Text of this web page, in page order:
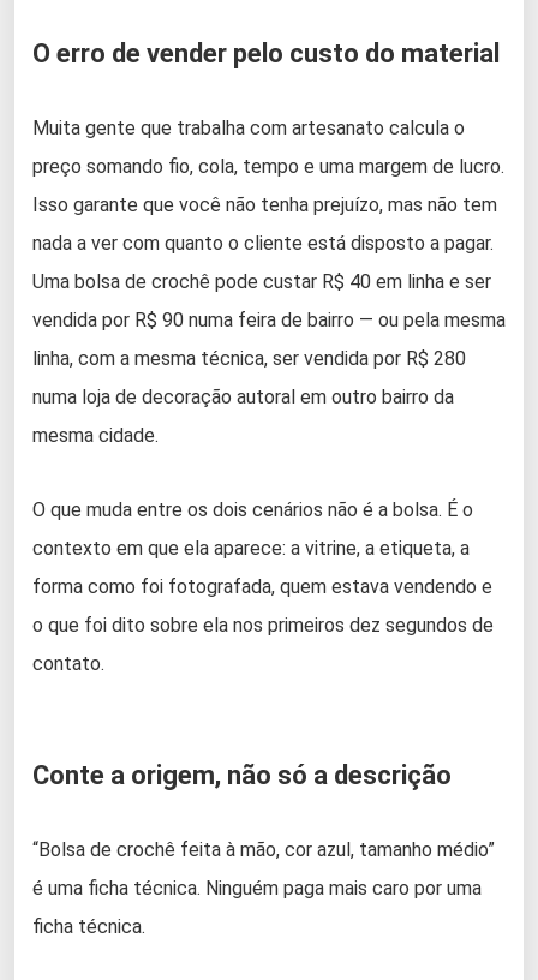
O erro de vender pelo custo do material
Muita gente que trabalha com artesanato calcula o
preço somando fio, cola, tempo e uma margem de lucro.
Isso garante que você não tenha prejuízo, mas não tem
nada a ver com quanto o cliente está disposto a pagar.
Uma bolsa de crochê pode custar R$ 40 em linha e ser
vendida por R$ 90 numa feira de bairro — ou pela mesma
linha, com a mesma técnica, ser vendida por R$ 280
numa loja de decoração autoral em outro bairro da
mesma cidade.
O que muda entre os dois cenários não é a bolsa. É o
contexto em que ela aparece: a vitrine, a etiqueta, a
forma como foi fotografada, quem estava vendendo e
o que foi dito sobre ela nos primeiros dez segundos de
contato.
Conte a origem, não só a descrição
“Bolsa de crochê feita à mão, cor azul, tamanho médio”
é uma ficha técnica. Ninguém paga mais caro por uma
ficha técnica.